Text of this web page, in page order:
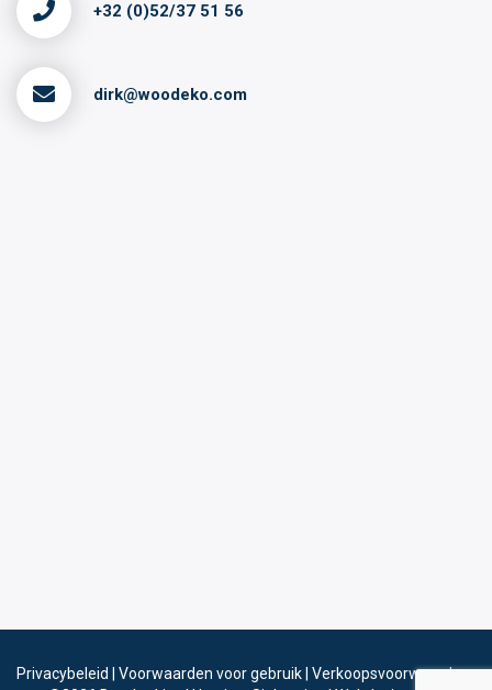
+32 (0)52/37 51 56
dirk@woodeko.com
Privacybeleid Voorwaarden voor gebruik Verkoopsvoorwaarden